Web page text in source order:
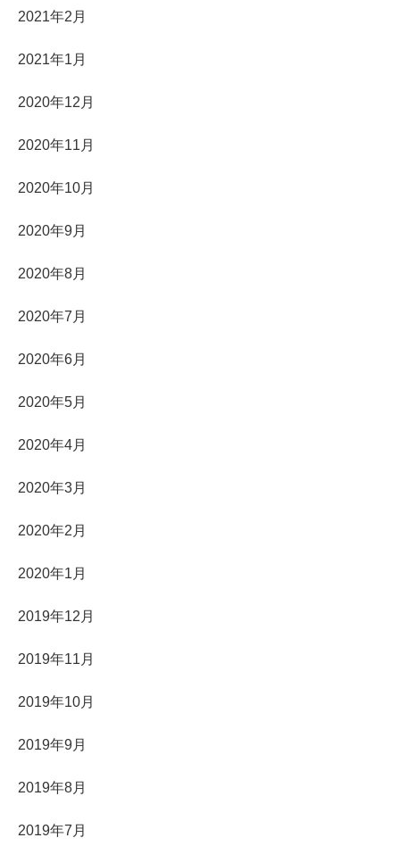
2021年2月
2021年1月
2020年12月
2020年11月
2020年10月
2020年9月
2020年8月
2020年7月
2020年6月
2020年5月
2020年4月
2020年3月
2020年2月
2020年1月
2019年12月
2019年11月
2019年10月
2019年9月
2019年8月
2019年7月